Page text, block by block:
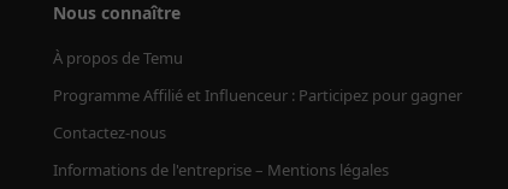
Nous connaître
À propos de Temu
Programme Affilié et Influenceur : Participez pour gagner
Contactez-nous
Informations de l'entreprise – Mentions légales